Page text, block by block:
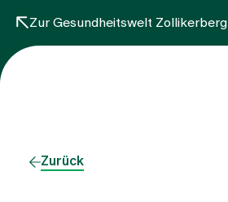
Zur Gesundheitswelt Zollikerberg
Zurück